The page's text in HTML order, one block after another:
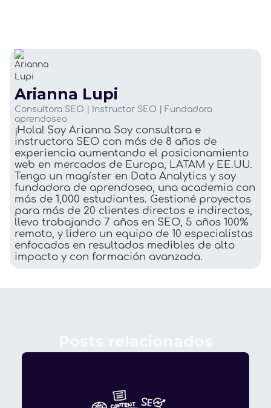
Arianna Lupi
Consultora SEO | Instructor SEO | Fundadora
aprendoseo
¡Hola! Soy Arianna Soy consultora e
instructora SEO con más de 8 años de
experiencia aumentando el posicionamiento
web en mercados de Europa, LATAM y EE.UU.
Tengo un magíster en Data Analytics y soy
fundadora de aprendoseo, una academia con
más de 1,000 estudiantes. Gestioné proyectos
para más de 20 clientes directos e indirectos,
llevo trabajando 7 años en SEO, 5 años 100%
remoto, y lidero un equipo de 10 especialistas
enfocados en resultados medibles de alto
impacto y con formación avanzada.